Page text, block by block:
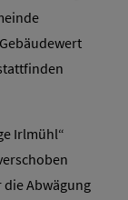
Irlmühl“
Abwägung